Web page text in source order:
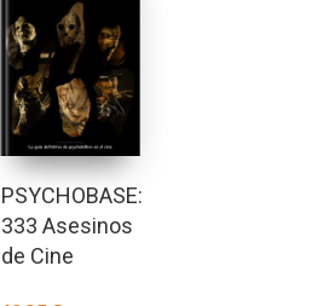
PSYCHOBASE:
333 Asesinos
de Cine